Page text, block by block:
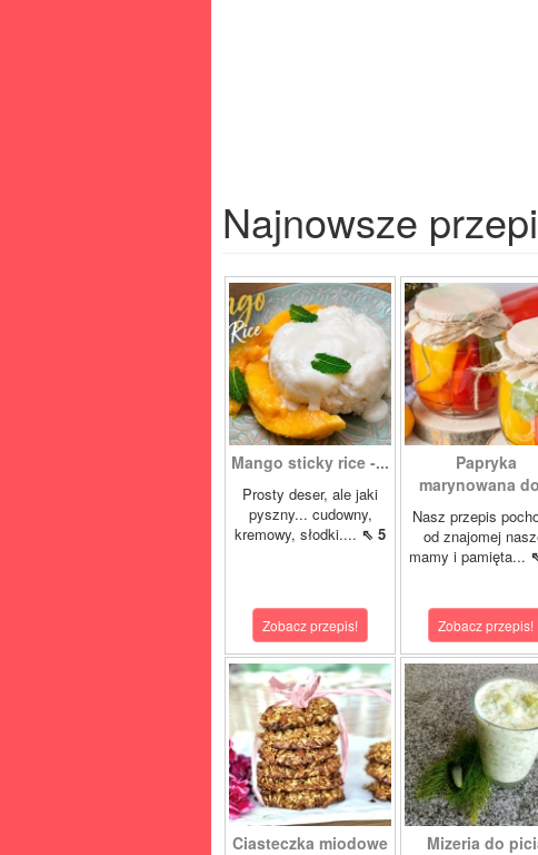
Najnowsze
Mango sticky rice -...
Prosty deser, ale jaki
pyszny... cudowny,
kremowy, słodki.... ⇖ 5
Zobacz przepis!
Papryka
marynowana
Nasz przepis
od znajomej
mamy i pamięta...
Zobacz przepis!
Ciasteczka miodowe Mizeria do